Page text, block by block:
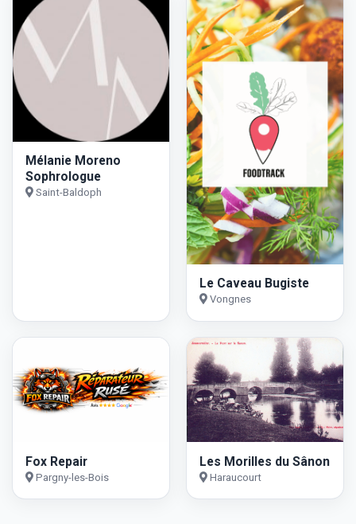
Mélanie Moreno
Sophrologue
Saint-Baldoph
Le Caveau Bugiste
Vongnes
Fox Repair
Pargny-les-Bois
Les Morilles du Sânon
Haraucourt